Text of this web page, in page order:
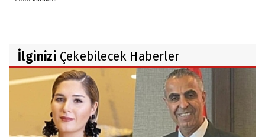
İlginizi Çekebilecek Haberler